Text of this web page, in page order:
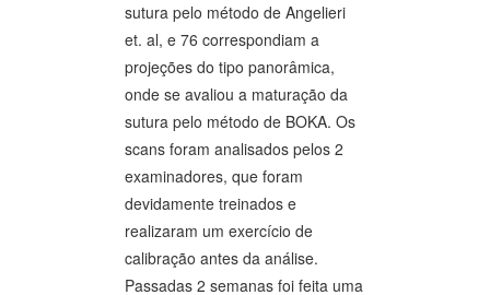
sutura pelo método de Angelieri
et. al, e 76 correspondiam a
projeções do tipo panorâmica,
onde se avaliou a maturação da
sutura pelo método de BOKA. Os
scans foram analisados pelos 2
examinadores, que foram
devidamente treinados e
realizaram um exercício de
calibração antes da análise.
Passadas 2 semanas foi feita uma